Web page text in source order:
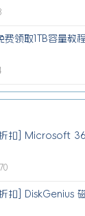
费领取1TB容量教程
折扣] Microsoft
扣] DiskGenius